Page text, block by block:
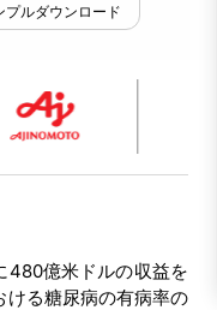
プルダウンロード
480億米ドルの収益を
る糖尿病の有病率の